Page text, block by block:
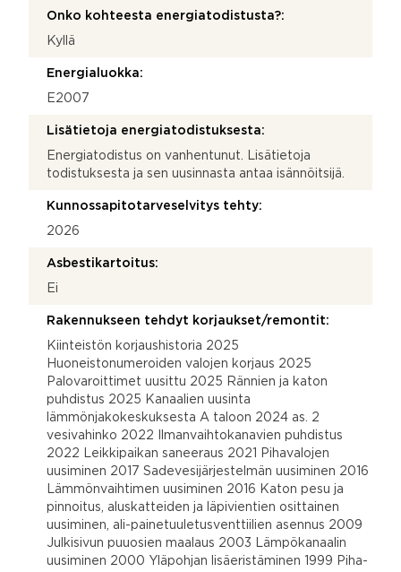
Onko kohteesta energiatodistusta?:
Kyllä
Energialuokka:
E2007
Lisätietoja energiatodistuksesta:
Energiatodistus on vanhentunut. Lisätietoja
todistuksesta ja sen uusinnasta antaa isännöitsijä.
Kunnossapitotarveselvitys tehty:
2026
Asbestikartoitus:
Ei
Rakennukseen tehdyt korjaukset/remontit:
Kiinteistön korjaushistoria 2025
Huoneistonumeroiden valojen korjaus 2025
Palovaroittimet uusittu 2025 Rännien ja katon
puhdistus 2025 Kanaalien uusinta
lämmönjakokeskuksesta A taloon 2024 as. 2
vesivahinko 2022 Ilmanvaihtokanavien puhdistus
2022 Leikkipaikan saneeraus 2021 Pihavalojen
uusiminen 2017 Sadevesijärjestelmän uusiminen 2016
Lämmönvaihtimen uusiminen 2016 Katon pesu ja
pinnoitus, aluskatteiden ja läpivientien osittainen
uusiminen, ali-painetuuletusventtiilien asennus 2009
Julkisivun puuosien maalaus 2003 Lämpökanaalin
uusiminen 2000 Yläpohjan lisäeristäminen 1999 Piha-